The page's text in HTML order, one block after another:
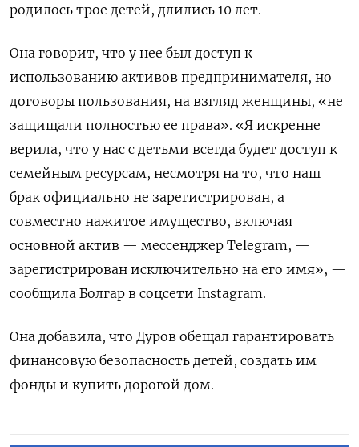
родилось трое детей, длились 10 лет.
Она говорит, что у нее был доступ к
использованию активов предпринимателя, но
договоры пользования, на взгляд женщины, «не
защищали полностью ее права». «Я искренне
верила, что у нас с детьми всегда будет доступ к
семейным ресурсам, несмотря на то, что наш
брак официально не зарегистрирован, а
совместно нажитое имущество, включая
основной актив — мессенджер Telegram, —
зарегистрирован исключительно на его имя», —
сообщила Болгар в соцсети Instagram.
Она добавила, что Дуров обещал гарантировать
финансовую безопасность детей, создать им
фонды и купить дорогой дом.